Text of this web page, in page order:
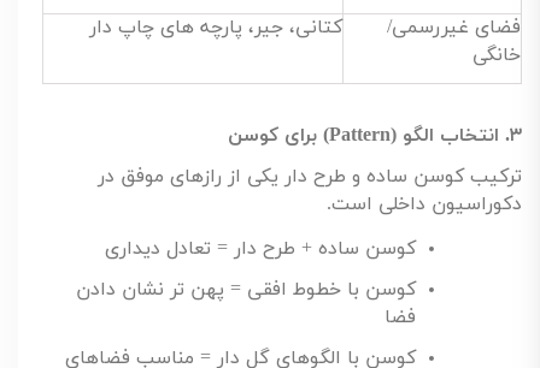
فضای غیررسمی/
خانگی
کتانی، جیر، پارچه های چاپ دار
۳. انتخاب الگو (Pattern)
برای کوسن
ترکیب کوسن ساده و طرح دار یکی از رازهای موفق در
دکوراسیون داخلی است.
کوسن ساده + طرح دار = تعادل دیداری
کوسن با خطوط افقی = پهن تر نشان دادن
فضا
کوسن با الگوهای گل دار = مناسب فضاهای